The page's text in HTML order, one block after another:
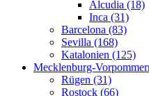
Alcudia (18)
Inca (31)
Barcelona (83)
Sevilla (168)
Katalonien (125)
Mecklenburg-
Rügen (31)
Rostock (66)